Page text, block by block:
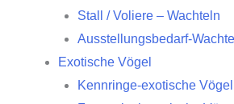
Stall / Voliere – Wachteln
Ausstellungsbedarf-
Exotische Vögel
Kennringe-exotische Vögel